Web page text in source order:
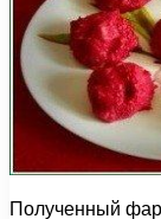
Полученный